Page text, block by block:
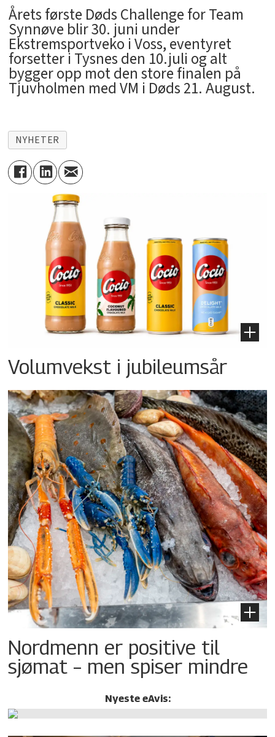
Årets første Døds Challenge for Team
Synnøve blir 30. juni under
Ekstremsportveko i Voss, eventyret
forsetter i Tysnes den 10.juli og alt
bygger opp mot den store finalen på
Tjuvholmen med VM i Døds 21. August.
NYHETER
Volumvekst i jubileumsår
Nordmenn er positive til
sjømat – men spiser mindre
Nyeste eAvis: